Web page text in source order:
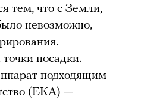
тем, что с Земли,
невозможно,
посадки.
подходящим
(ЕКА) —